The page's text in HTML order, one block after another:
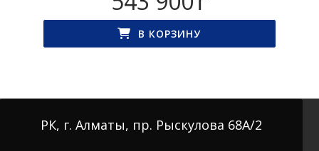
В КОРЗИНУ
РК, г. Алматы, пр. Рыскулова 68А/2